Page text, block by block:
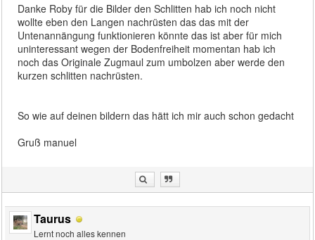
Danke Roby für die Bilder den Schlitten hab ich noch nicht
wollte eben den Langen nachrüsten das das mit der
Untenannängung funktionieren könnte das ist aber für mich
uninteressant wegen der Bodenfreiheit momentan hab ich
noch das Originale Zugmaul zum umbolzen aber werde den
kurzen schlitten nachrüsten.
So wie auf deinen bildern das hätt ich mir auch schon gedacht
Gruß manuel
Taurus
Lernt noch alles kennen